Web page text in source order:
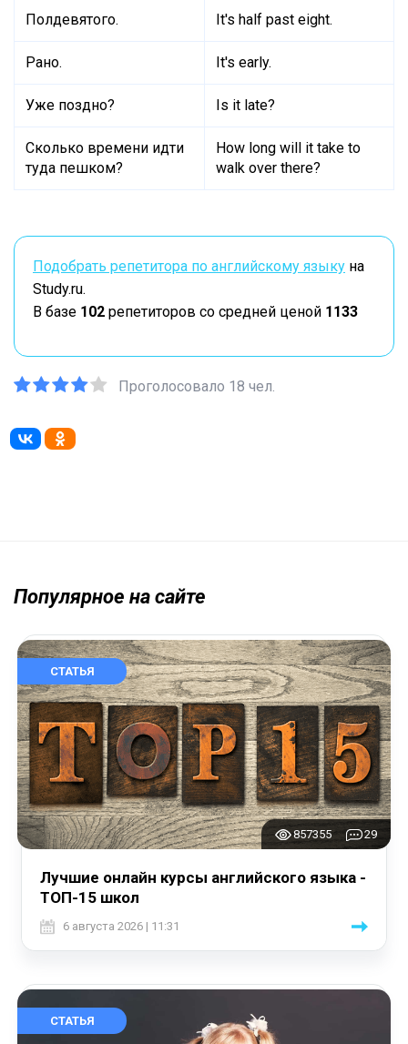
Полдевятого. It's half past eight.
Рано. It's early.
Уже поздно? Is it late?
Сколько времени идти
туда пешком?
How long will it take to
walk over there?
Подобрать репетитора по английскому языку на
Study.ru.
В базе 102 репетиторов со средней ценой 1133
Проголосовало 18 чел.
Популярное на сайте
СТАТЬЯ
857355 29
Лучшие онлайн курсы английского языка -
ТОП-15 школ
6 августа 2026 | 11:31
СТАТЬЯ